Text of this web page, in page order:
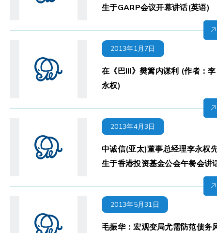
生于GARP会议开幕讲话(英语)
2013年1月7日
在《巴III》樊篱内谋利 (作者：李
永权)
2013年4月3日
中诚信(亚太)董事总经理李永权
生于香港投资基金公会午餐会讲
2013年5月31日
毛振华：宏观变局尤需防范债务